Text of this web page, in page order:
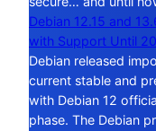
Debian 12.15 and
with Support Until
Debian released
current stable and
with Debian 12
phase. The Debian